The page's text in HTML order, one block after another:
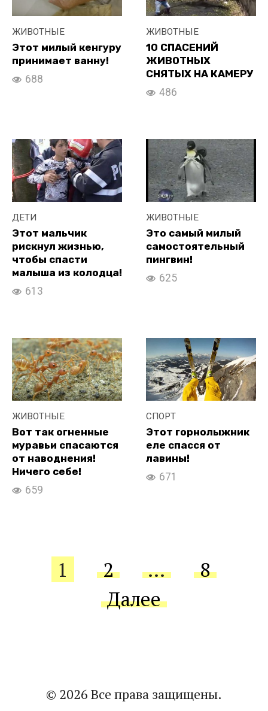
ЖИВОТНЫЕ
Этот милый кенгуру
принимает ванну!
688
ЖИВОТНЫЕ
10 СПАСЕНИЙ
ЖИВОТНЫХ
СНЯТЫХ НА КАМЕРУ
486
ДЕТИ
Этот мальчик
рискнул жизнью,
чтобы спасти
малыша из колодца!
613
ЖИВОТНЫЕ
Это самый милый
самостоятельный
пингвин!
625
ЖИВОТНЫЕ
Вот так огненные
муравьи спасаются
от наводнения!
Ничего себе!
659
СПОРТ
Этот горнолыжник
еле спасся от
лавины!
671
Пагинация
1 2 …
8
Далее
© 2026 Все права защищены.